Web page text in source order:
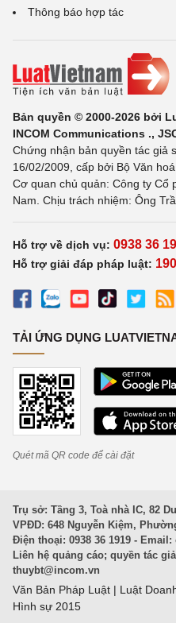
Thông báo hợp tác
Bản quyền © 2000-2026 bởi
INCOM Communications .,
Chứng nhận bản quyền tác giả
16/02/2009, cấp bởi Bộ Văn
Cơ quan chủ quản: Công ty Cổ
Nam. Chịu trách nhiệm: Ông
Hỗ trợ về dịch vụ: 0938 36
Hỗ trợ giải đáp pháp luật:
TẢI ỨNG DỤNG
Quét mã QR code để cài đặt
Trụ sở: Tầng 3, Toà nhà IC, 82
VPĐD: 648 Nguyễn Kiệm,
Điện thoại: 0938 36 1919 - Email:
Liên hệ quảng cáo; quyền tác
thuybt@incom.vn
Văn Bản Pháp Luật | Luật
Hình sự 2015